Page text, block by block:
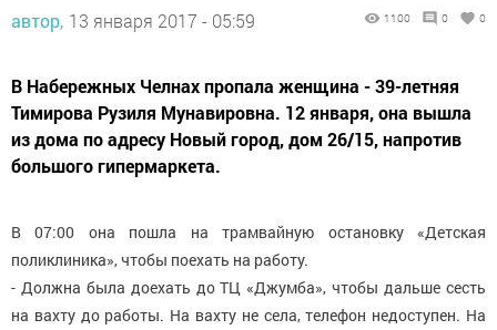
автор, 13 января 2017 - 05:59 1100 0 0
В Набережных Челнах пропала женщина - 39-летняя
Тимирова Рузиля Мунавировна. 12 января, она вышла
из дома по адресу Новый город, дом 26/15, напротив
большого гипермаркета.
В 07:00 она пошла на трамвайную остановку «Детская
поликлиника», чтобы поехать на работу.
- Должна была доехать до ТЦ «Джумба», чтобы дальше сесть
на вахту до работы. На вахту не села, телефон недоступен. На